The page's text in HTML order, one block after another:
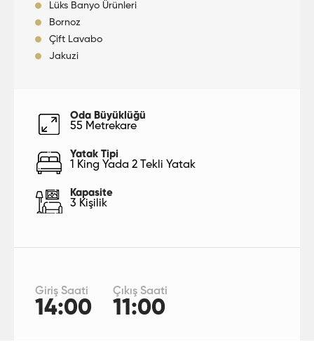
Lüks Banyo Ürünleri
Bornoz
Çift Lavabo
Jakuzi
Oda Büyüklüğü
55 Metrekare
Yatak Tipi
1 King Yada 2 Tekli Yatak
Kapasite
3 Kişilik
Giriş Saati
14:00
Çıkış Saati
11:00